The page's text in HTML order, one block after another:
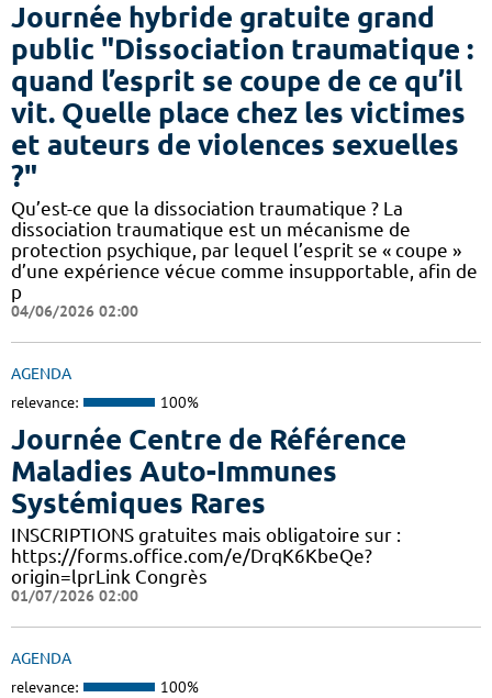
Journée hybride gratuite grand
public "Dissociation traumatique :
quand l’esprit se coupe de ce qu’il
vit. Quelle place chez les victimes
et auteurs de violences sexuelles
?"
Qu’est-ce que la dissociation traumatique ? La
dissociation traumatique est un mécanisme de
protection psychique, par lequel l’esprit se « coupe »
d’une expérience vécue comme insupportable, afin de
p
04/06/2026 02:00
AGENDA
relevance: 100%
Journée Centre de Référence
Maladies Auto-Immunes
Systémiques Rares
INSCRIPTIONS gratuites mais obligatoire sur :
https://forms.office.com/e/DrqK6KbeQe?
origin=lprLink Congrès
01/07/2026 02:00
AGENDA
relevance: 100%